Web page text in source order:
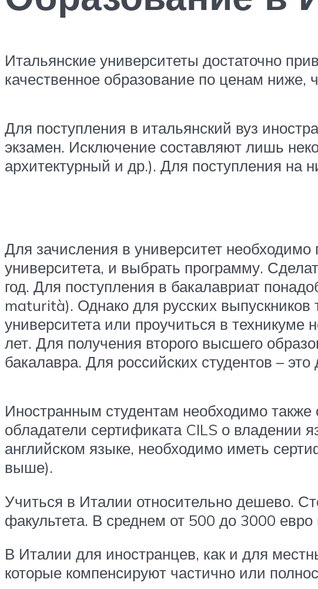
Итальянские университеты достаточно
качественное образование по ценам ниже,
Для поступления в итальянский вуз
экзамен. Исключение составляют лишь
архитектурный и др.). Для поступления на
Для зачисления в университет необходимо
университета, и выбрать программу.
год. Для поступления в бакалавриат
maturità). Однако для русских
университета или проучиться в
лет. Для получения второго высшего
бакалавра. Для российских студентов –
Иностранным студентам необходимо
обладатели сертификата CILS о владении
английском языке, необходимо иметь
выше).
Учиться в Италии относительно дешево.
факультета. В среднем от 500 до 3000
В Италии для иностранцев, как и для
которые компенсируют частично или